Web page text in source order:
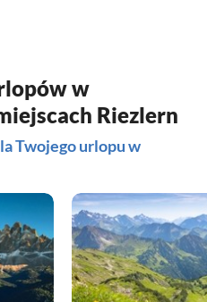
w
Riezlern
Twojego urlopu w